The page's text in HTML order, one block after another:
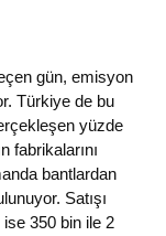
gün, emisyon
Türkiye de bu
yüzde
fabrikalarını
bantlardan
Satışı
350 bin ile 2